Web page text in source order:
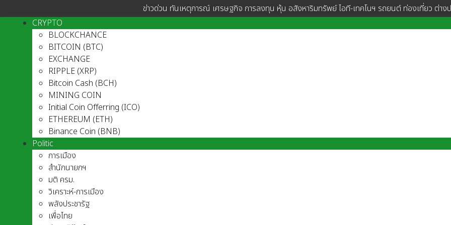
ข่าวด่วน ทันเหตุการณ์ เศรษฐกิจ การลงทุน หุ้น อสังหาริมทรัพย์ ไอที-เทคโนฯ รถยนต์ ท่องเที่ยว ต่างป
CRYPTO
BLOCKCHANCE
BITCOIN (BTC)
EXCHANGE
RIPPLE (XRP)
Bitcoin Cash (BCH)
MINING COIN
Initial Coin Offerring (ICO)
ETHEREUM (ETH)
Binance Coin (BNB)
Politic
การเมือง
สำนักนายกฯ
มติ ครม.
วิเคราะห์-การเมือง
พลังประชารัฐ
เพื่อไทย